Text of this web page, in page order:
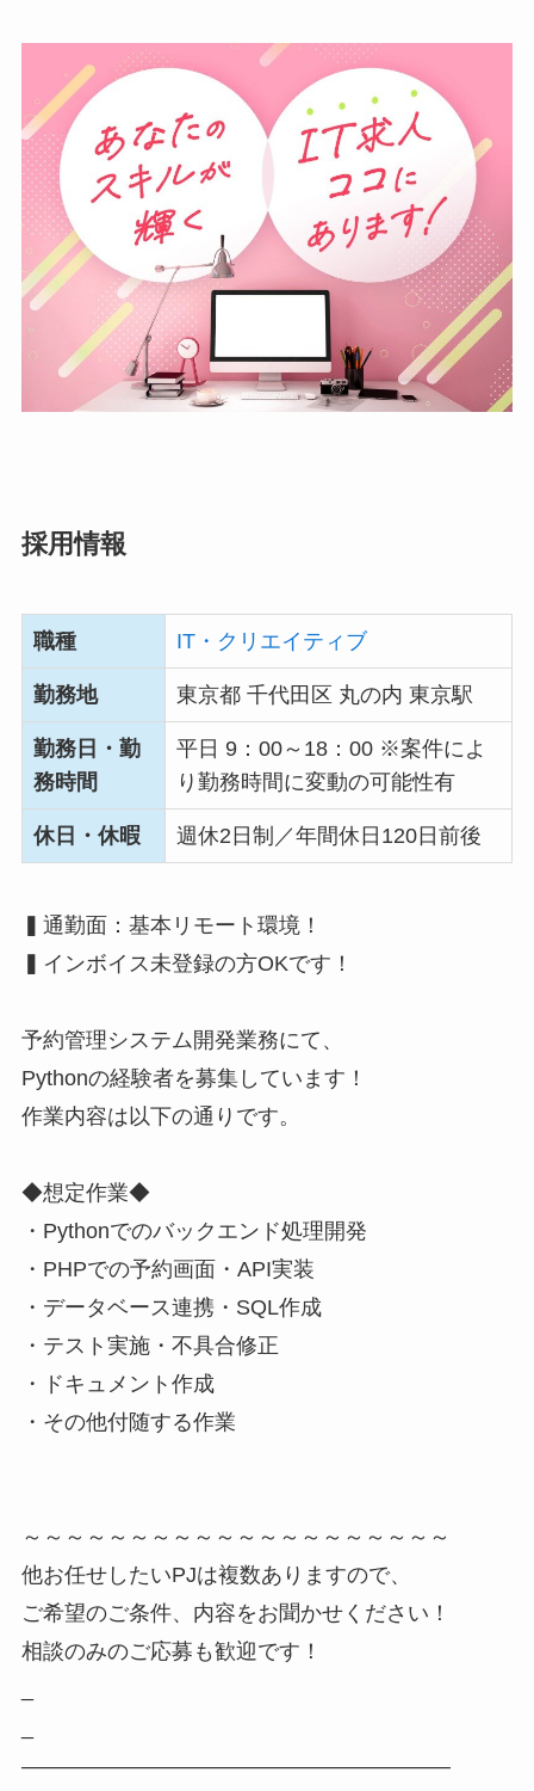
採用情報
職種 IT・クリエイティブ
勤務地 東京都 千代田区 丸の内 東京駅
勤務日・勤
務時間
平日 9：00～18：00 ※案件によ
り勤務時間に変動の可能性有
休日・休暇 週休2日制／年間休日120日前後
▍通勤面：基本リモート環境！
▍インボイス未登録の方OKです！
予約管理システム開発業務にて、
Pythonの経験者を募集しています！
作業内容は以下の通りです。
◆想定作業◆
・Pythonでのバックエンド処理開発
・PHPでの予約画面・API実装
・データベース連携・SQL作成
・テスト実施・不具合修正
・ドキュメント作成
・その他付随する作業
～～～～～～～～～～～～～～～～～～～～
他お任せしたいPJは複数ありますので、
ご希望のご条件、内容をお聞かせください！
相談のみのご応募も歓迎です！
――――――――――――――――――――